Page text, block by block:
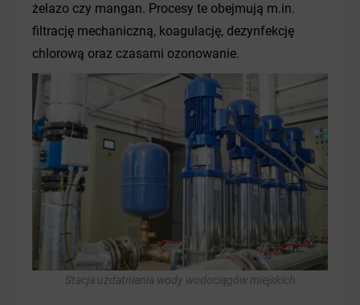
żelazo czy mangan. Procesy te obejmują m.in.
filtrację mechaniczną, koagulację, dezynfekcję
chlorową oraz czasami ozonowanie.
Stacja uzdatniania wody wodociągów miejskich